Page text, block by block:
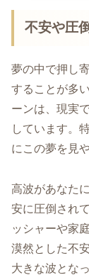
不安や圧
夢の中で押し
することが多
ーンは、現実
しています。
にこの夢を見
高波があなた
安に圧倒され
ッシャーや家
漠然とした不
大きな波とな